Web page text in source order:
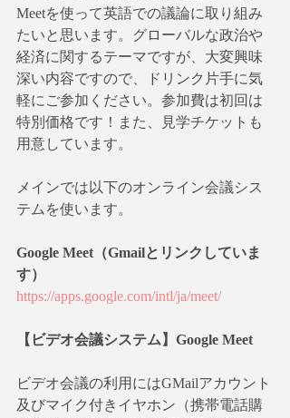
Meetを使って英語での議論に取り組み
たいと思います。グローバルな政治や
経済に関するテーマですが、大変興味
深い内容ですので、ドリンク片手に気
軽にご参加ください。参加費は初回は
特別価格です！また、見学チケットも
用意しています。
メインでは以下のオンライン会議シス
テムを使います。
Google Meet（Gmailとリンクしていま
す）
https://apps.google.com/intl/ja/meet/
【ビデオ会議システム】Google Meet
ビデオ会議の利用にはGMailアカウント
及びマイク付きイヤホン（携帯電話購